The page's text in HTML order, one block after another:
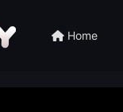
Home